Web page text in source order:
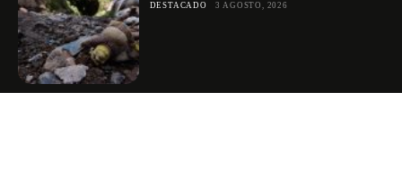
DESTACADO 3 AGOSTO, 2026